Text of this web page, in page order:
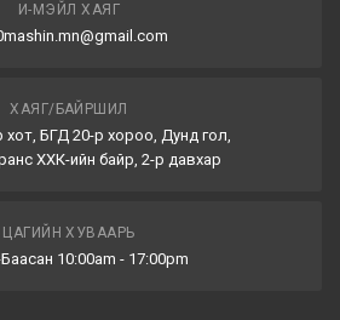
И-МЭЙЛ ХАЯГ
ХАЯГ/БАЙРШИЛ
хот, БГД 20-р хороо, Дунд гол,
ХХК-ийн байр, 2-р давхар
ЦАГИЙН ХУВААРЬ
10:00am - 17:00pm